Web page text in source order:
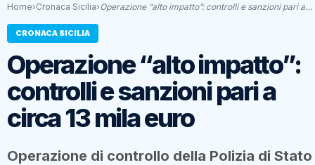
Home›Cronaca Sicilia›Operazione “alto impatto”: controlli e sanzioni pari a…
CRONACA SICILIA
Operazione “alto impatto”:
controlli e sanzioni pari a
circa 13 mila euro
Operazione di controllo della Polizia di Stato